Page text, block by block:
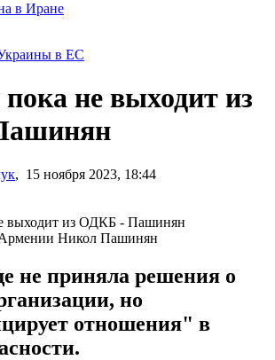
в Иране
в ЕС
не выходит из
, 15 ноября 2023, 18:44
Никол Пашинян
не приняла решения о
но
отношения" в